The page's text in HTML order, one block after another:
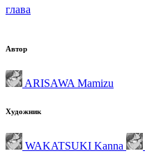
глава
Автор
ARISAWA Mamizu
Художник
WAKATSUKI Kanna